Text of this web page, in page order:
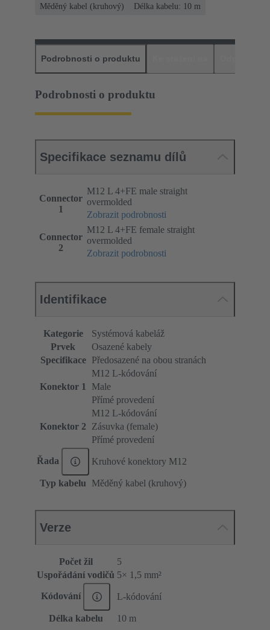
Měděný kabel (kruhový)
Délka kabelu: 10 m
Podrobnosti o produktu
Podrobnosti o produktu
Specifikace seznamu dílů
Connector
1
M12 L 4+FE male straight
overmolded
Zobrazit podrobnosti
Connector
2
M12 L 4+FE female straight
overmolded
Zobrazit podrobnosti
Identifikace
Kategorie
Systémová kabeláž
Prvek
Osazené kabely
Specifikace
Předosazené na obou stranách
Konektor 1
M12 L-kódování
Male
Přímé provedení
Konektor 2
M12 L-kódování
Zásuvka (female)
Přímé provedení
Řada Kruhové konektory M12
Typ kabelu Měděný kabel (kruhový)
Verze
Počet žil
5
Uspořádání vodičů 5× 1,5 mm²
Kódování L-kódování
Délka kabelu 10 m